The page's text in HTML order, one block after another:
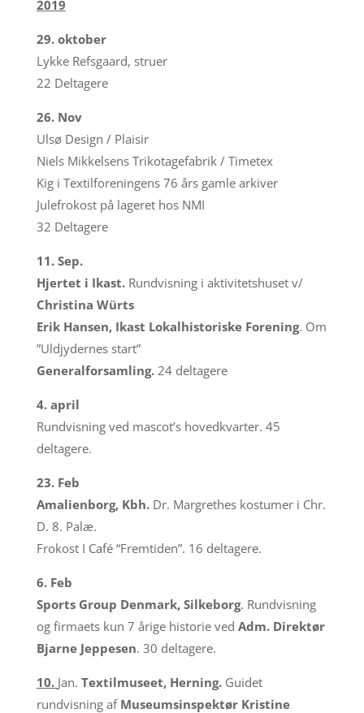
2019
29. oktober
Lykke Refsgaard, struer
22 Deltagere
26. Nov
Ulsø Design / Plaisir
Niels Mikkelsens Trikotagefabrik / Timetex
Kig i Textilforeningens 76 års gamle arkiver
Julefrokost på lageret hos NMI
32 Deltagere
11. Sep.
Hjertet i Ikast. Rundvisning i aktivitetshuset v/
Christina Würts
Erik Hansen, Ikast Lokalhistoriske Forening. Om
”Uldjydernes start”
Generalforsamling. 24 deltagere
4. april
Rundvisning ved mascot’s hovedkvarter. 45
deltagere.
23. Feb
Amalienborg, Kbh. Dr. Margrethes kostumer i Chr.
D. 8. Palæ.
Frokost I Café “Fremtiden”. 16 deltagere.
6. Feb
Sports Group Denmark, Silkeborg. Rundvisning
og firmaets kun 7 årige historie ved Adm. Direktør
Bjarne Jeppesen. 30 deltagere.
10. Jan. Textilmuseet, Herning. Guidet
rundvisning af Museumsinspektør Kristine